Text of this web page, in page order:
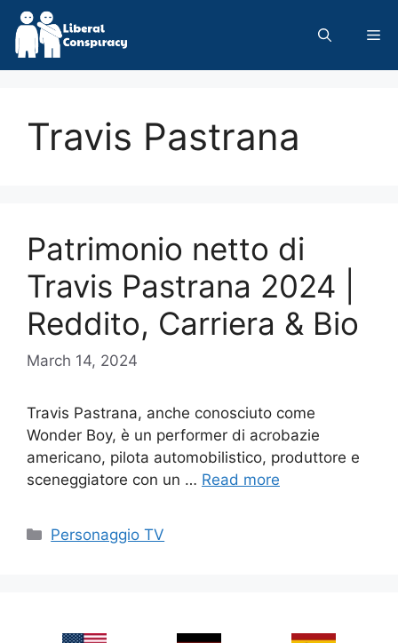
Skip
content
Travis Pastrana
Patrimonio netto di
Travis Pastrana 2024 |
Reddito, Carriera & Bio
March 14, 2024
Travis Pastrana, anche conosciuto come
Wonder Boy, è un performer di acrobazie
americano, pilota automobilistico, produttore e
sceneggiatore con un … Read more
Categories
Personaggio TV